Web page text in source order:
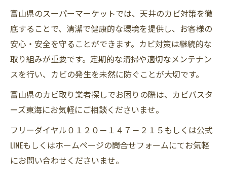
富山県のスーパーマーケットでは、天井のカビ対策を徹
底することで、清潔で健康的な環境を提供し、お客様の
安心・安全を守ることができます。カビ対策は継続的な
取り組みが重要です。定期的な清掃や適切なメンテナン
スを行い、カビの発生を未然に防ぐことが大切です。
富山県のカビ取り業者探しでお困りの際は、カビバスタ
ーズ東海にお気軽にご相談くださいませ。
フリーダイヤル０１２０－１４７－２１５もしくは公式
LINEもしくはホームページの問合せフォームにてお気軽
にお問い合わせくださいませ。